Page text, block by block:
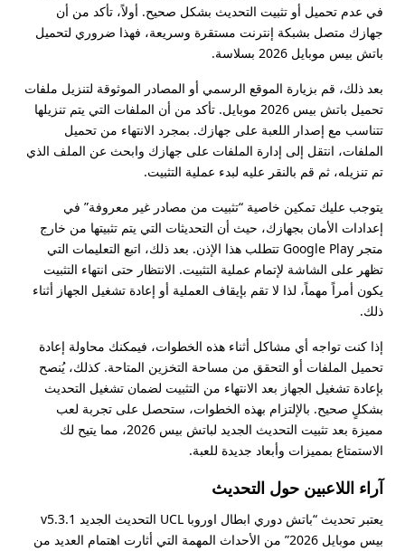
في عدم تحميل أو تثبيت التحديث بشكل صحيح. أولاً، تأكد من أن
جهازك متصل بشبكة إنترنت مستقرة وسريعة، فهذا ضروري لتحميل
باتش بيس موبايل 2026 بسلاسة.
بعد ذلك، قم بزيارة الموقع الرسمي أو المصادر الموثوقة لتنزيل ملفات
تحميل باتش بيس 2026 موبايل. تأكد من أن الملفات التي يتم تنزيلها
تتناسب مع إصدار اللعبة على جهازك. بمجرد الانتهاء من تحميل
الملفات، انتقل إلى إدارة الملفات على جهازك وابحث عن الملف الذي
تم تنزيله، ثم قم بالنقر عليه لبدء عملية التثبيت.
يتوجب عليك تمكين خاصية “تثبيت من مصادر غير معروفة” في
إعدادات الأمان بجهازك، حيث أن التحديثات التي يتم تثبيتها من خارج
متجر Google Play تتطلب هذا الإذن. بعد ذلك، اتبع التعليمات التي
تظهر على الشاشة لإتمام عملية التثبيت. الانتظار حتى انتهاء التثبيت
يكون أمراً مهماً، لذا لا تقم بإيقاف العملية أو إعادة تشغيل الجهاز أثناء
ذلك.
إذا كنت تواجه أي مشاكل أثناء هذه الخطوات، فيمكنك محاولة إعادة
تحميل الملفات أو التحقق من مساحة التخزين المتاحة. كذلك، يُنصح
بإعادة تشغيل الجهاز بعد الانتهاء من التثبيت لضمان تشغيل التحديث
بشكلٍ صحيح. بالإلتزام بهذه الخطوات، ستحصل على تجربة لعب
مميزة بعد تثبيت التحديث الجديد لباتش بيس 2026، مما يتيح لك
الاستمتاع بمميزات وأبعاد جديدة للعبة.
آراء اللاعبين حول التحديث
يعتبر تحديث “باتش دوري ابطال اوروبا UCL التحديث الجديد v5.3.1
بيس موبايل 2026” من الأحداث المهمة التي أثارت اهتمام العديد من